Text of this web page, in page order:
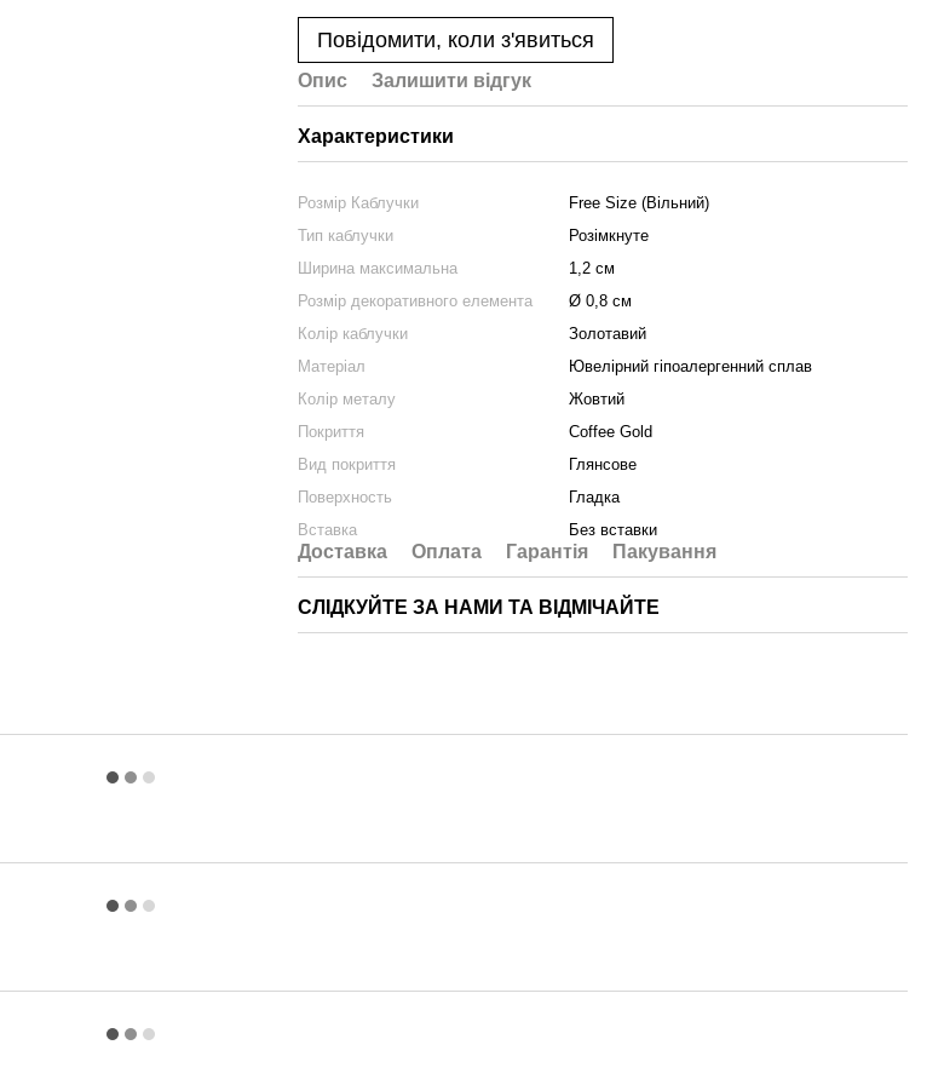
Повідомити, коли з'явиться
Опис Залишити вiдгук
Характеристики
Розмір Каблучки
Free Size (Вільний)
Тип каблучки
Розімкнуте
Ширина максимальна
1,2 см
Розмір декоративного елемента
Ø 0,8 см
Колір каблучки
Золотавий
Матеріал
Ювелірний гіпоалергенний сплав
Колір металу
Жовтий
Покриття
Coffee Gold
Вид покриття
Глянсове
Поверхность
Гладка
Вставка
Без вставки
Доставка Оплата Гарантія Пакування
СЛІДКУЙТЕ ЗА НАМИ ТА ВІДМІЧАЙТЕ